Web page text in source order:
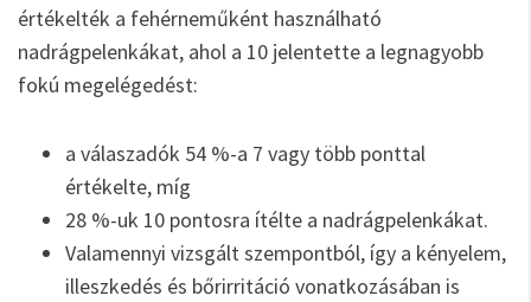
értékelték a fehérneműként használható
nadrágpelenkákat, ahol a 10 jelentette a legnagyobb
fokú megelégedést:
a válaszadók 54 %-a 7 vagy több ponttal
értékelte, míg
28 %-uk 10 pontosra ítélte a nadrágpelenkákat.
Valamennyi vizsgált szempontból, így a kényelem,
illeszkedés és bőrirritáció vonatkozásában is